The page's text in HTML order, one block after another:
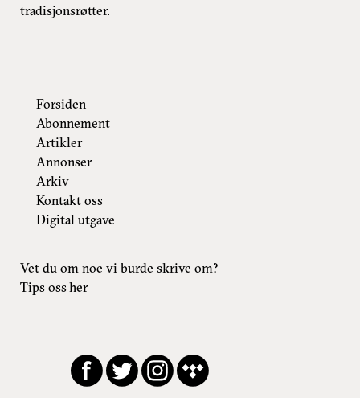
tradisjonsrøtter.
Forsiden
Abonnement
Artikler
Annonser
Arkiv
Kontakt oss
Digital utgave
Vet du om noe vi burde skrive om?
Tips ossher